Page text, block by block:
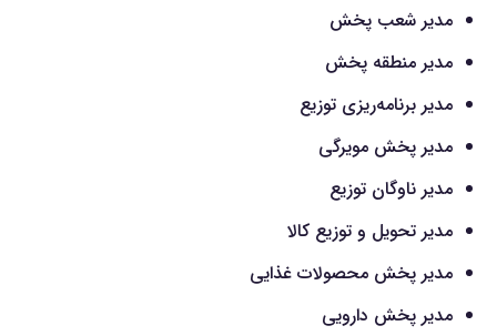
مدیر شعب پخش
مدیر منطقه پخش
مدیر برنامه‌ریزی توزیع
مدیر پخش مویرگی
مدیر ناوگان توزیع
مدیر تحویل و توزیع کالا
مدیر پخش محصولات غذایی
مدیر پخش دارویی